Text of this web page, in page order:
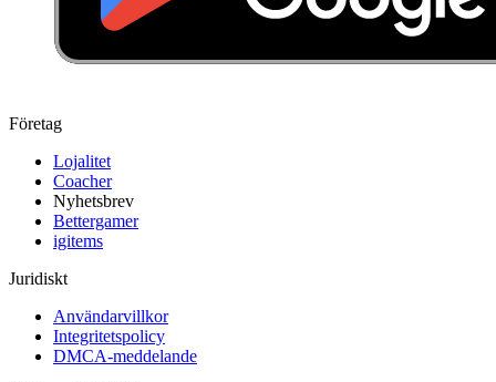
Företag
Lojalitet
Coacher
Nyhetsbrev
Bettergamer
igitems
Juridiskt
Användarvillkor
Integritetspolicy
DMCA-meddelande